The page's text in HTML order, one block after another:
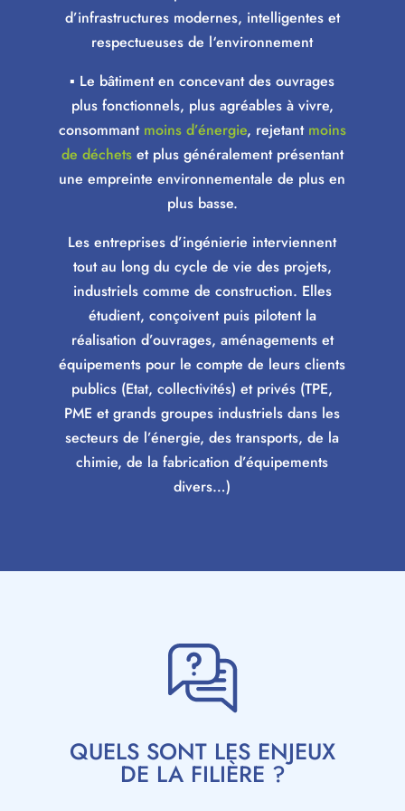
d’infrastructures modernes, intelligentes et
respectueuses de l‘environnement
▪ Le bâtiment en concevant des ouvrages
plus fonctionnels, plus agréables à vivre,
consommant moins d’énergie, rejetant moins
de déchetset plus généralement présentant
une empreinte environnementale de plus en
plus basse.
Les entreprises d’ingénierie interviennent
tout au long du cycle de vie des projets,
industriels comme de construction. Elles
étudient, conçoivent puis pilotent la
réalisation d’ouvrages, aménagements et
équipements pour le compte de leurs clients
publics (Etat, collectivités) et privés (TPE,
PME et grands groupes industriels dans les
secteurs de l’énergie, des transports, de la
chimie, de la fabrication d’équipements
divers…)
QUELS SONT LES ENJEUX
DE LA FILIÈRE ?